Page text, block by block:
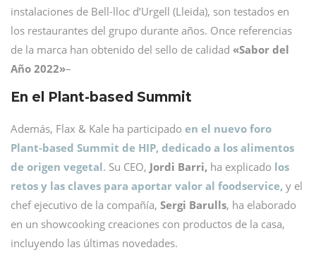
instalaciones de Bell-lloc d’Urgell (Lleida), son testados en
los restaurantes del grupo durante años. Once referencias
de la marca han obtenido del sello de calidad «Sabor del
Año 2022»–
En el Plant-based Summit
Además, Flax & Kale ha participado en el nuevo foro
Plant-based Summit de HIP, dedicado a los alimentos
de origen vegetal. Su CEO, Jordi Barri, ha explicado los
retos y las claves para aportar valor al foodservice, y el
chef ejecutivo de la compañía, Sergi Barulls, ha elaborado
en un showcooking creaciones con productos de la casa,
incluyendo las últimas novedades.